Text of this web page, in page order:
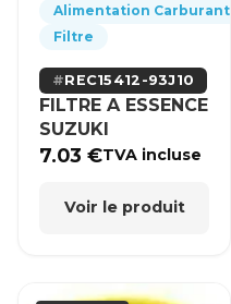
Alimentation Carburant
Filtre
REC15412-93J10
FILTRE A ESSENCE
SUZUKI
7.03€TVA incluse
Voir le produit